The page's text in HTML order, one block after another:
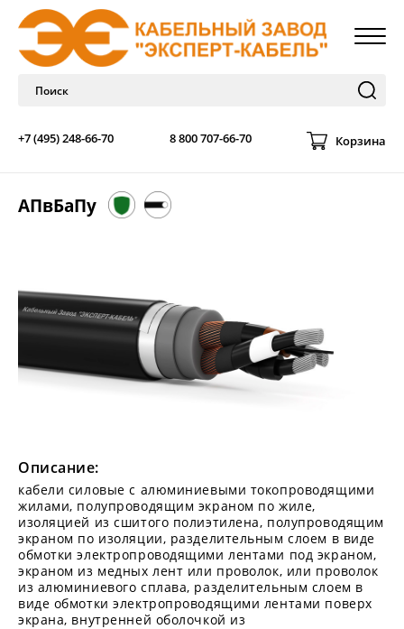
+7 (495) 248-66-70 8 800 707-66-70 Корзина
АПвБаПу
Описание:
кабели силовые с алюминиевыми токопроводящими
жилами, полупроводящим экраном по жиле,
изоляцией из сшитого полиэтилена, полупроводящим
экраном по изоляции, разделительным слоем в виде
обмотки электропроводящими лентами под экраном,
экраном из медных лент или проволок, или проволок
из алюминиевого сплава, разделительным слоем в
виде обмотки электропроводящими лентами поверх
экрана, внутренней оболочкой из